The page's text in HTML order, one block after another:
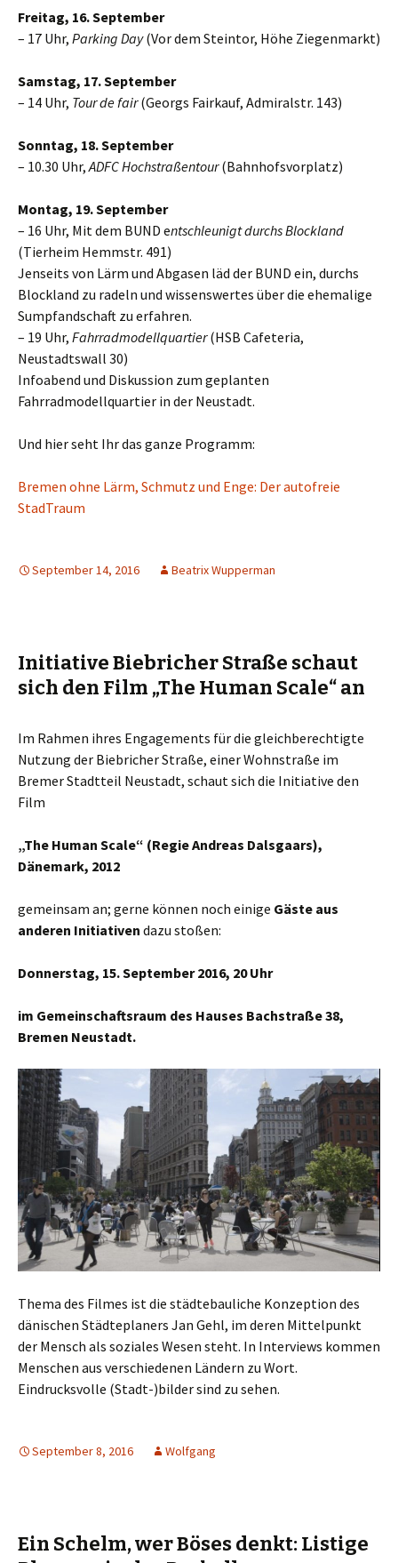
Freitag, 16. September
– 17 Uhr, Parking Day(Vor dem Steintor, Höhe Ziegenmarkt)
Samstag, 17. September
– 14 Uhr, Tour de fair(Georgs Fairkauf, Admiralstr. 143)
Sonntag, 18. September
– 10.30 Uhr,ADFC Hochstraßentour(Bahnhofsvorplatz)
Montag, 19. September
– 16 Uhr, Mit dem BUND entschleunigt durchs Blockland
(Tierheim Hemmstr. 491)
Jenseits von Lärm und Abgasen läd der BUND ein, durchs
Blockland zu radeln und wissenswertes über die ehemalige
Sumpfandschaft zu erfahren.
– 19 Uhr, Fahrradmodellquartier(HSB Cafeteria,
Neustadtswall 30)
Infoabend und Diskussion zum geplanten
Fahrradmodellquartier in der Neustadt.
Und hier seht Ihr das ganze Programm:
Bremen ohne Lärm, Schmutz und Enge: Der autofreie
StadTraum
September 14, 2016 Beatrix Wupperman
Initiative Biebricher Straße schaut
sich den Film „The Human Scale“ an
Im Rahmen ihres Engagements für die gleichberechtigte
Nutzung der Biebricher Straße, einer Wohnstraße im
Bremer Stadtteil Neustadt, schaut sich die Initiative den
Film
„The Human Scale“ (Regie Andreas Dalsgaars),
Dänemark, 2012
gemeinsam an; gerne können noch einige Gäste aus
anderen Initiativen dazu stoßen:
Donnerstag, 15. September 2016, 20 Uhr
im Gemeinschaftsraum des Hauses Bachstraße 38,
Bremen Neustadt.
Thema des Filmes ist die städtebauliche Konzeption des
dänischen Städteplaners Jan Gehl, im deren Mittelpunkt
der Mensch als soziales Wesen steht. In Interviews kommen
Menschen aus verschiedenen Ländern zu Wort.
Eindrucksvolle (Stadt-)bilder sind zu sehen.
September 8, 2016 Wolfgang
Ein Schelm, wer Böses denkt: Listige